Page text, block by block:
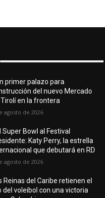
primer palazo para
del nuevo Mercado
en la frontera
agosto de 2026
Super Bowl al Festival
Katy Perry, la estrella
que debutará en RD
agosto de 2026
Reinas del Caribe retienen el
del voleibol con una victoria